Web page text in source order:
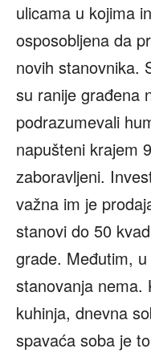
ulicama u kojima
osposobljena da
novih stanovnika.
su ranije građena
podrazumevali
napušteni krajem
zaboravljeni.
važna im je
stanovi do 50
grade. Međutim,
stanovanja nema.
kuhinja, dnevna
spavaća soba je